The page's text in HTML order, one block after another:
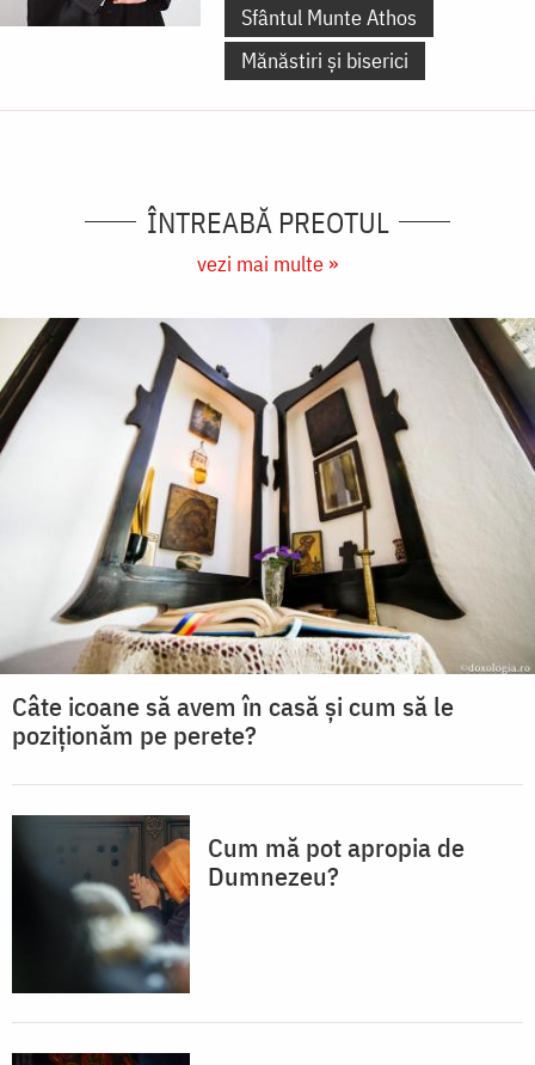
Sfântul Munte Athos
Mănăstiri și biserici
ÎNTREABĂ PREOTUL
vezi mai multe »
Câte icoane să avem în casă și cum să le
poziționăm pe perete?
Cum mă pot apropia de
Dumnezeu?